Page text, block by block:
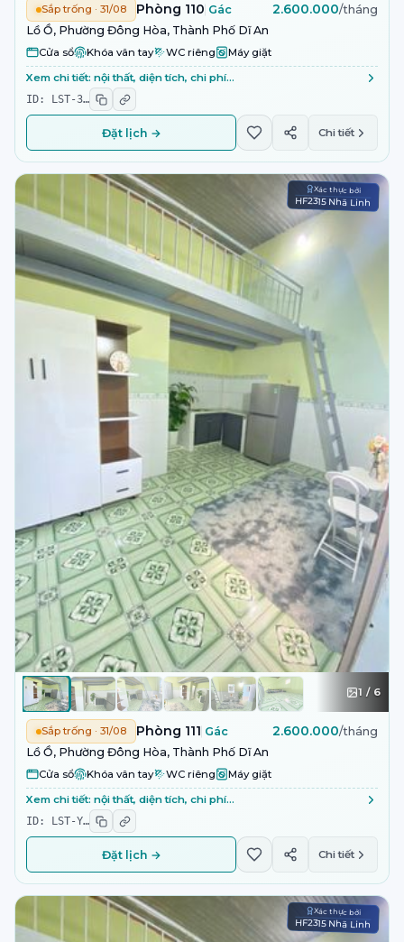
Sắp trống · 31/08 Phòng 110 Gác 2.600.000/tháng
Lồ Ồ, Phường Đông Hòa, Thành Phố Dĩ An
Cửa sổ Khóa vân tay WC riêng Máy giặt
Xem chi tiết: nội thất, diện tích, chi phí…
ID: LST-3…
Đặt lịch → Chi tiết
Xác thực bởi
HF2315 Nhã Linh
1 / 6
Sắp trống · 31/08 Phòng 111 Gác 2.600.000/tháng
Lồ Ồ, Phường Đông Hòa, Thành Phố Dĩ An
Cửa sổ Khóa vân tay WC riêng Máy giặt
Xem chi tiết: nội thất, diện tích, chi phí…
ID: LST-Y…
Đặt lịch → Chi tiết
Xác thực bởi
HF2315 Nhã Linh